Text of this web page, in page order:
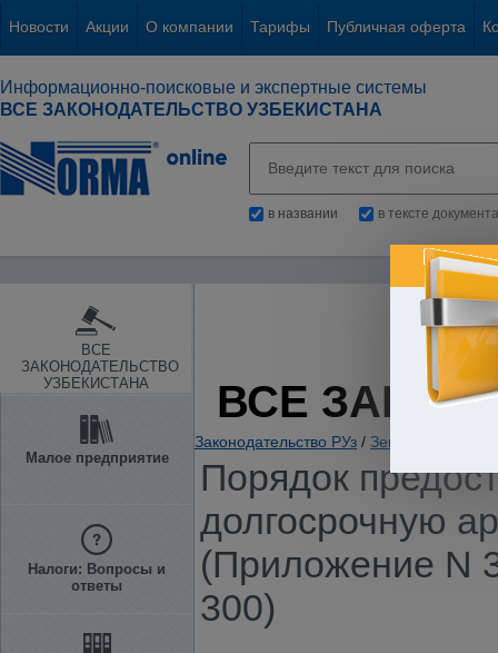
Новости Акции О компании Тарифы Публичная оферта
Информационно-поисковые и экспертные системы
ВСЕ ЗАКОНОДАТЕЛЬСТВО УЗБЕКИСТАНА
в названии в тексте документа
ВСЕ
ЗАКОНОДАТЕЛЬСТВО
УЗБЕКИСТАНА
Малое предприятие
Налоги: Вопросы и
ответы
ВСЕ
Законодательство РУз / Земля и иные
Порядок
долгосрочную
(Приложение N
300)